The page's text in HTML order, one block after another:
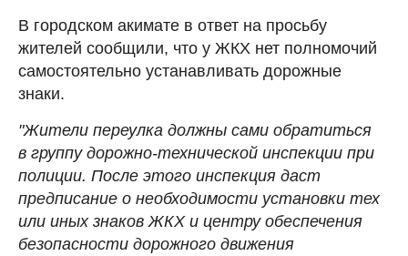
В городском акимате в ответ на просьбу
жителей сообщили, что у ЖКХ нет полномочий
самостоятельно устанавливать дорожные
знаки.
"Жители переулка должны сами обратиться
в группу дорожно-технической инспекции при
полиции. После этого инспекция даст
предписание о необходимости установки тех
или иных знаков ЖКХ и центру обеспечения
безопасности дорожного движения